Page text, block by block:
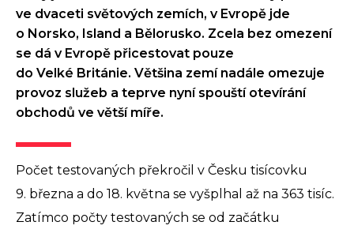
ve dvaceti světových zemích, v Evropě jde
o Norsko, Island a Bělorusko. Zcela bez omezení
se dá v Evropě přicestovat pouze
do Velké Británie. Většina zemí nadále omezuje
provoz služeb a teprve nyní spouští otevírání
obchodů ve větší míře.
Počet testovaných překročil v Česku tisícovku
9. března a do 18. května se vyšplhal až na 363 tisíc.
Zatímco počty testovaných se od začátku